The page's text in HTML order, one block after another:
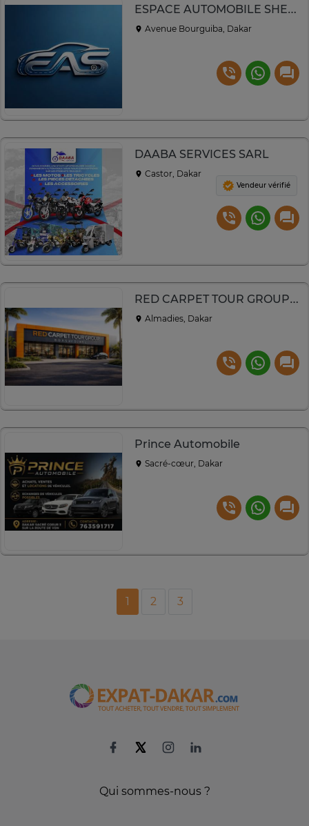
ESPACE AUTOMOBILE SHENCHIDA
Avenue Bourguiba, Dakar
DAABA SERVICES SARL
Castor, Dakar
Vendeur vérifié
RED CARPET TOUR GROUP B.O.S.S BY DJIBRIL – SAS
Almadies, Dakar
Prince Automobile
Sacré-cœur, Dakar
1 2 3
Qui sommes-nous ?